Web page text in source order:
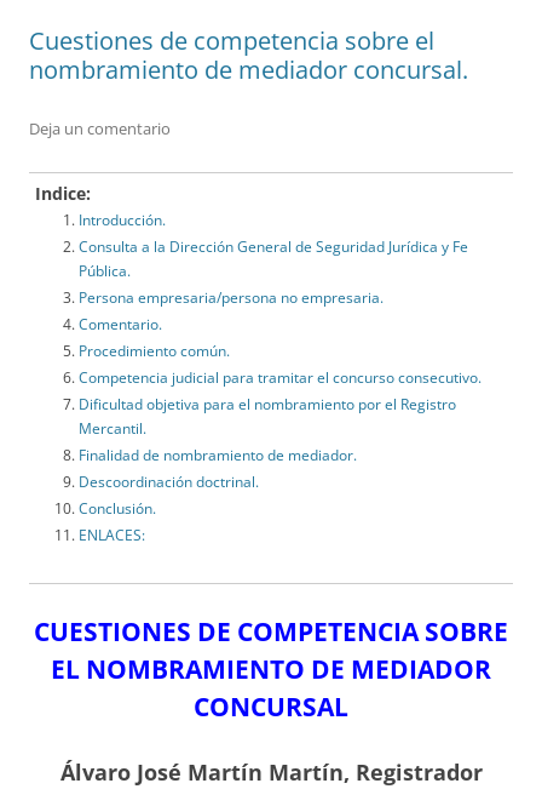
Cuestiones de competencia sobre el
nombramiento de mediador concursal.
Deja un comentario
Indice:
Introducción.
Consulta a la Dirección General de Seguridad Jurídica y Fe
Pública.
Persona empresaria/persona no empresaria.
Comentario.
Procedimiento común.
Competencia judicial para tramitar el concurso consecutivo.
Dificultad objetiva para el nombramiento por el Registro
Mercantil.
Finalidad de nombramiento de mediador.
Descoordinación doctrinal.
Conclusión.
ENLACES:
CUESTIONES DE COMPETENCIA SOBRE
EL NOMBRAMIENTO DE MEDIADOR
CONCURSAL
Álvaro José Martín Martín, Registrador